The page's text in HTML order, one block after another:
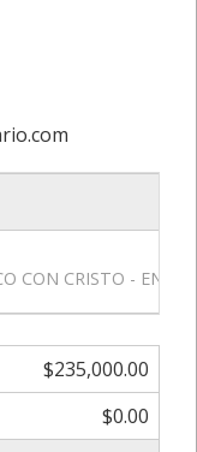
CON CRISTO -
$235,000.00
$0.00